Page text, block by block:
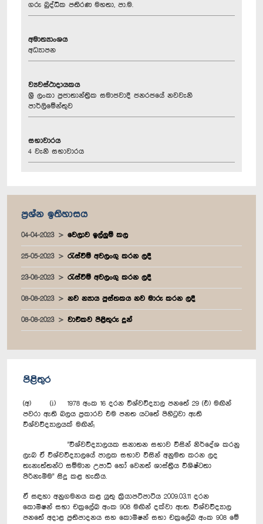
ගරු බුද්ධික පතිරණ මහතා, පා.ම.
අමාත්‍යාංශය
අධ්‍යාපන
ව්‍යවස්ථාදායකය
ශ්‍රී ලංකා ප්‍රජාතාන්ත්‍රික සමාජවාදී ජනරජයේ නවවැනි
පාර්ලිමේන්තුව
සභාවාරය
4 වැනි සභාවාරය
ප්‍රශ්න ඉතිහාසය
04-04-2023 වෙලාව ඉල්ලුම් කල
25-05-2023 රැස්වීම් අවලංගු කරන ලදී
23-06-2023 රැස්වීම් අවලංගු කරන ලදී
08-08-2023 නව න්‍යාය පුස්තකය නව මාරු කරන ලදී
08-08-2023 වාචිකව පිළිතුරු දුන්
පිළිතුර
(අ) (i) 1978 අංක 16 දරන විශ්වවිද්‍යාල පනතේ 29 (එ) මඟින්
පවරා ඇති බලය ප්‍රකාරව එම පනත යටතේ පිහිටුවා ඇති
විශ්වවිද්‍යාලයක් මඟින්;
"විශ්වවිද්‍යාලයක සනාතන සභාව විසින් නිර්දේශ කරනු
ලැබ ඒ විශ්වවිද්‍යාලයේ පාලක සභාව විසින් අනුමත කරන ලද
තැනැත්තන්ට සම්මාන උපාධි හෝ වෙනත් ශාස්ත්‍රීය විශිෂ්ටතා
පිරිනැමීම" සිදු කළ හැකිය.
ඒ සඳහා අනුගමනය කළ යුතු ක්‍රියාපටිපාටිය 2009.03.11 දරන
කොමිෂන් සභා චක්‍රලේඛ අංක 908 මඟින් දක්වා ඇත. විශ්වවිද්‍යාල
පනතේ අදාළ ප්‍රතිපාදනය සහ කොමිෂන් සභා චක්‍රලේඛ අංක 908 මේ